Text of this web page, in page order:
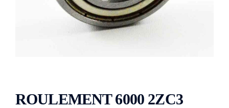
ROULEMENT 6000 2ZC3